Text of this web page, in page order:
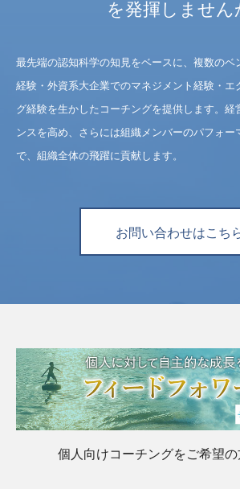
を発揮しません
最先端の認知科学の知見をベースに、複数のベ
経験・外資系大企業でのマネジメント経験・エ
グ経験を生かしたコーチングを提供します。経
ンスを高め、さらには組織メンバーのパフォー
で、組織全体の飛躍に貢献します。
お問い合わせはこち
個人向けコーチングをご希望の